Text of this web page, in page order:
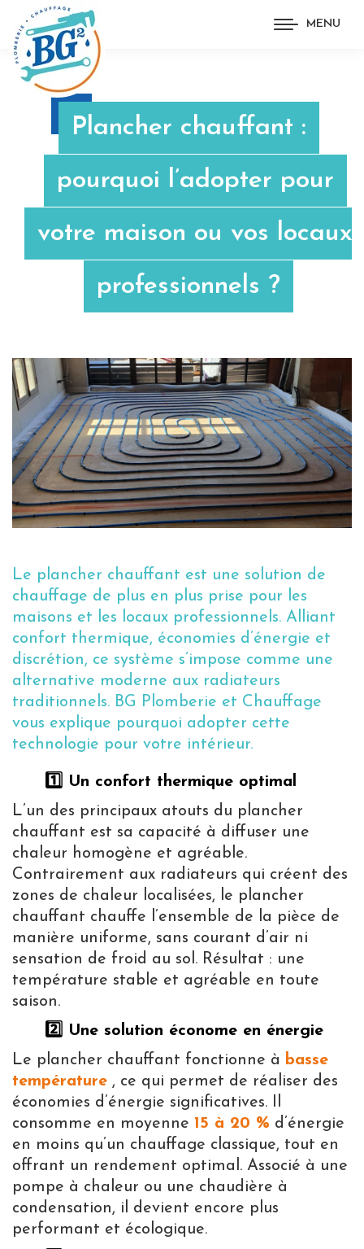
MENU
Plancher chauffant :
pourquoi l’adopter pour
votre maison ou vos locaux
professionnels ?
Le plancher chauffant est une solution de
chauffage de plus en plus prise pour les
maisons et les locaux professionnels. Alliant
confort thermique, économies d’énergie et
discrétion, ce système s’impose comme une
alternative moderne aux radiateurs
traditionnels. BG Plomberie et Chauffage
vous explique pourquoi adopter cette
technologie pour votre intérieur.
1️⃣ Un confort thermique optimal
L’un des principaux atouts du plancher
chauffant est sa capacité à diffuser une
chaleur homogène et agréable.
Contrairement aux radiateurs qui créent des
zones de chaleur localisées, le plancher
chauffant chauffe l’ensemble de la pièce de
manière uniforme, sans courant d’air ni
sensation de froid au sol. Résultat : une
température stable et agréable en toute
saison.
2️⃣ Une solution économe en énergie
Le plancher chauffant fonctionne à basse
température , ce qui permet de réaliser des
économies d’énergie significatives. Il
consomme en moyenne 15 à 20 % d’énergie
en moins qu’un chauffage classique, tout en
offrant un rendement optimal. Associé à une
pompe à chaleur ou une chaudière à
condensation, il devient encore plus
performant et écologique.